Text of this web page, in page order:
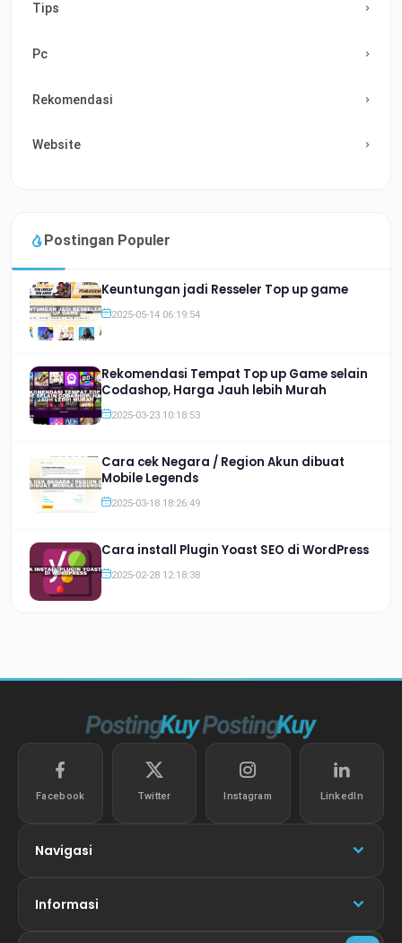
Tips
Pc
Rekomendasi
Website
Postingan Populer
Keuntungan jadi Resseler Top up game
2025-05-14 06:19:54
Rekomendasi Tempat Top up Game selain
Codashop, Harga Jauh lebih Murah
2025-03-23 10:18:53
Cara cek Negara / Region Akun dibuat
Mobile Legends
2025-03-18 18:26:49
Cara install Plugin Yoast SEO di WordPress
2025-02-28 12:18:38
Facebook Twitter Instagram LinkedIn
Navigasi
Informasi